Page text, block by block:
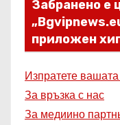
Забранено е
приложен
Изпратете вашата
За връзка с нас
За медиино